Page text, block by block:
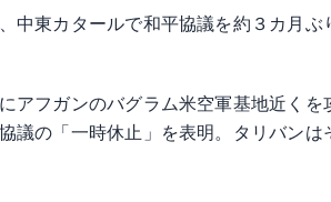
中東カタールで和平協議を約３カ月
アフガンのバグラム米空軍基地近く
議の「一時休止」を表明。タリバン